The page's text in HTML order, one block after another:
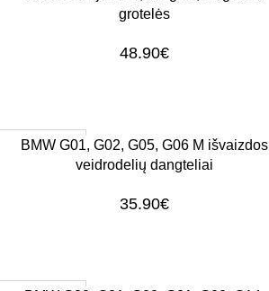
grotelės
48.90€
1–3 d. d.
Į KREPŠELĮ
BMW G01, G02, G05, G06 M išvaizdos
veidrodelių dangteliai
35.90€